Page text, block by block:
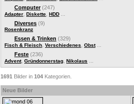
Computer(247)
Adapter Diskette HDD
Diverses (9)
Rosenkranz
Essen & Trinken (329)
Fisch & Fleisch Verschiedenes Obst...
Feste (236)
Advent, Gründonnerstag Nikolaus
1691 Bilder in 104 Kategorien.
Neue Bilder